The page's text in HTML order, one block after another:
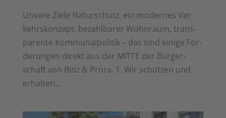
Unse­re Ziele Natur­schutz, ein moder­nes Ver­
kehrs­kon­zept, bezahl­ba­rer Wohn­raum, trans­
pa­ren­te Kom­mu­nal­po­li­tik – das sind eini­ge For­
de­run­gen direkt aus der MITTE der Bür­ger­
schaft von Binz & Prora. 1. Wir schüt­zen und
erhal­ten...